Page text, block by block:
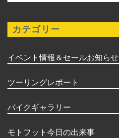
カテゴリー
イベント情報＆セールお知らせ
ツーリングレポート
バイクギャラリー
モトフット今日の出来事